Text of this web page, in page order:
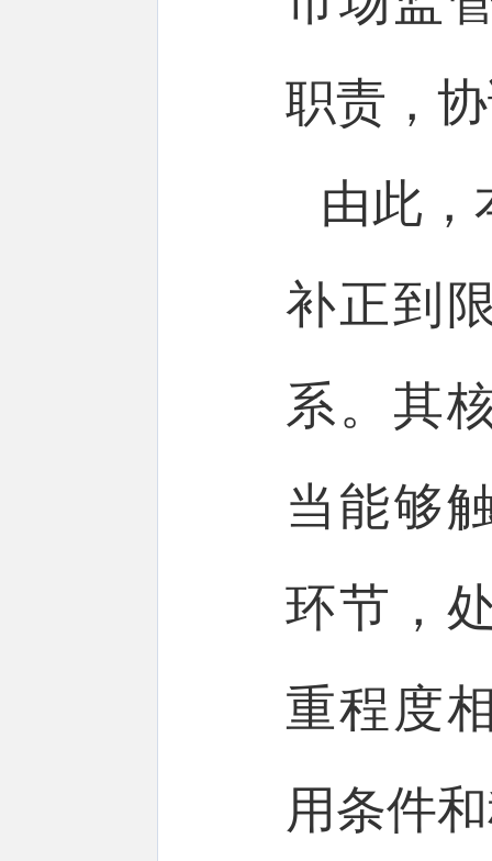
职责，
由此，
补正到
系。其
当能够
环节，
重程度
用条件